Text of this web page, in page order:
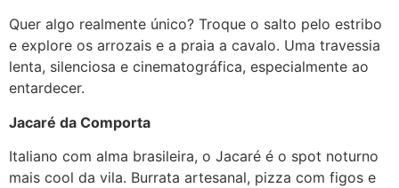
Quer algo realmente único? Troque o salto pelo estribo
e explore os arrozais e a praia a cavalo. Uma travessia
lenta, silenciosa e cinematográfica, especialmente ao
entardecer.
Jacaré da Comporta
Italiano com alma brasileira, o Jacaré é o spot noturno
mais cool da vila. Burrata artesanal, pizza com figos e